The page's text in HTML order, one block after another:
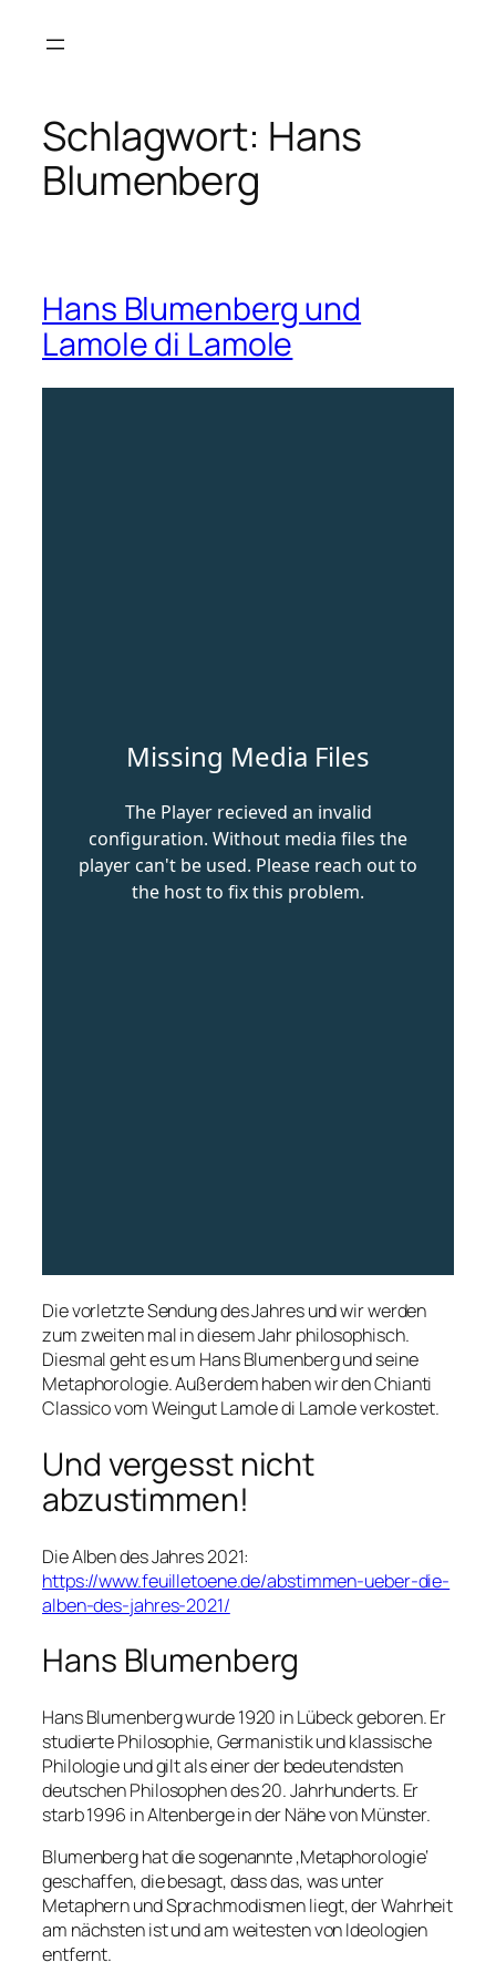
Inhalt
Schlagwort: Hans
Blumenberg
Hans Blumenberg und
Lamole di Lamole
Die vorletzte Sendung des Jahres und wir werden
zum zweiten mal in diesem Jahr philosophisch.
Diesmal geht es um Hans Blumenberg und seine
Metaphorologie. Außerdem haben wir den Chianti
Classico vom Weingut Lamole di Lamole verkostet.
Und vergesst nicht
abzustimmen!
Die Alben des Jahres 2021:
https://www.feuilletoene.de/abstimmen-ueber-die-
alben-des-jahres-2021/
Hans Blumenberg
Hans Blumenberg wurde 1920 in Lübeck geboren. Er
studierte Philosophie, Germanistik und klassische
Philologie und gilt als einer der bedeutendsten
deutschen Philosophen des 20. Jahrhunderts. Er
starb 1996 in Altenberge in der Nähe von Münster.
Blumenberg hat die sogenannte ‚Metaphorologie‘
geschaffen, die besagt, dass das, was unter
Metaphern und Sprachmodismen liegt, der Wahrheit
am nächsten ist und am weitesten von Ideologien
entfernt.